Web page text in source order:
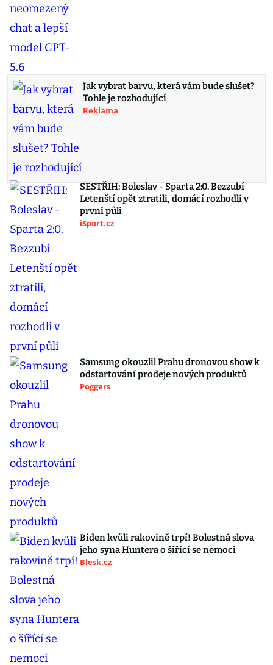
Jak vybrat barvu, která vám bude slušet?
Tohle je rozhodující
Reklama
SESTŘIH: Boleslav - Sparta 2:0. Bezzubí
Letenští opět ztratili, domácí rozhodli v
první půli
iSport.cz
Samsung okouzlil Prahu dronovou show k
odstartování prodeje nových produktů
Poggers
Biden kvůli rakovině trpí! Bolestná slova
jeho syna Huntera o šířící se nemoci
Blesk.cz